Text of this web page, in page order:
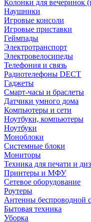
Колонки для вечеринок
Наушники
Игровые консоли
Игровые приставки
Геймпады
Электротранспорт
Электровелосипеды
Телефония и связь
Радиотелефоны DECT
Гаджеты
Смарт-часы и браслеты
Датчики умного дома
Компьютеры и сети
Ноутбуки, компьютеры
Ноутбуки
Моноблоки
Системные блоки
Мониторы
Техника для печати и
Принтеры и МФУ
Сетевое оборудование
Роутеры
Антенны беспроводной
Бытовая техника
Уборка